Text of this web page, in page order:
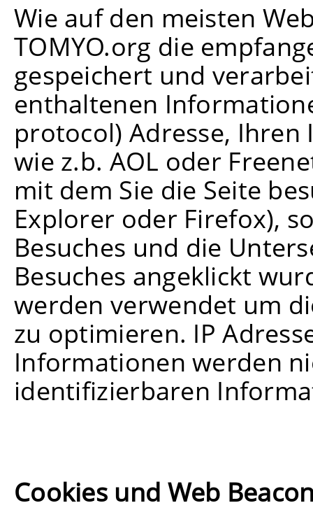
Wie auf den meisten
TOMYO.org die
gespeichert und
enthaltenen
protocol) Adresse, Ihren
wie z.b. AOL oder
mit dem Sie die Seite
Explorer oder Firefox),
Besuches und die
Besuches angeklickt
werden verwendet um
zu optimieren. IP
Informationen werden
identifizierbaren
Cookies und Web